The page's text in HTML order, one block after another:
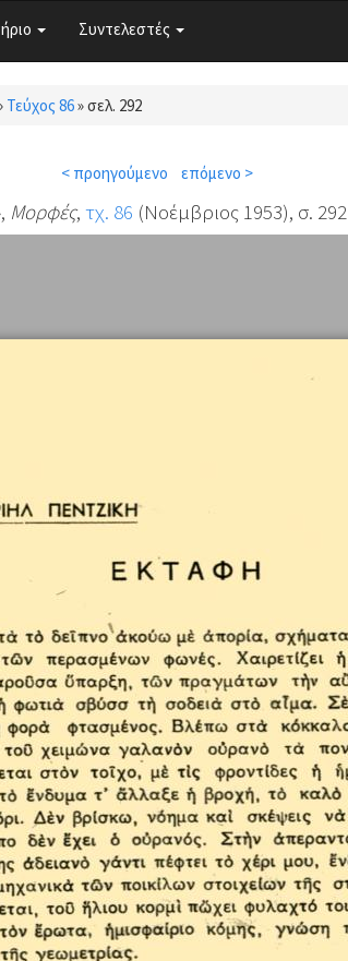
Συντελεστές
Τεύχος 86»σελ. 292
< προηγούμενο επόμενο >
Μορφές, τχ. 86 (Νοέμβριος 1953), σ. 292